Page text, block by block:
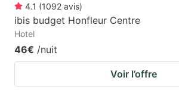
4.1 (1092 avis)
ibis budget Honfleur Centre
Hotel
46€ /nuit
Voir l’offre